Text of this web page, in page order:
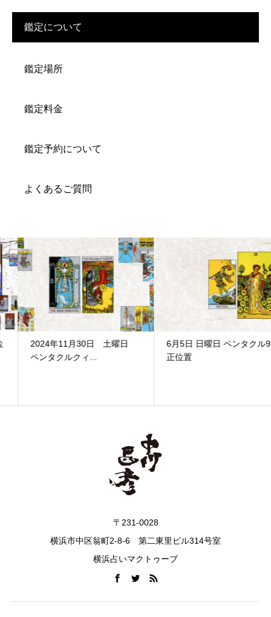
鑑定について
鑑定場所
鑑定料金
鑑定予約について
よくあるご質問
2024年11月30日 土曜日
ペンタクルクィ...
6月5日 日曜日 ペンタクル9
正位置
〒231-0028
横浜市中区翁町2-8-6 第二東里ビル314号室
横浜占いマクトゥーブ